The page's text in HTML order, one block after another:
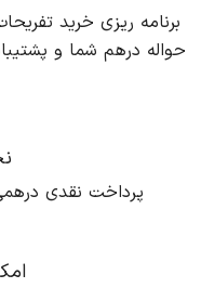
برنامه ریزی خرید
حواله درهم شما و
پرداخت نقدی